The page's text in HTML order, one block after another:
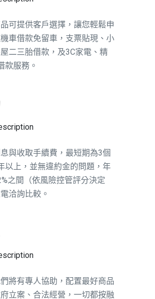
可提供客戶選擇，讓您輕鬆申
車借款免留車，支票貼現、小
二三胎借款，及3C家電、精
款服務。
與收取手續費，最短期為3個
以上，並無違約金的問題，年
之間（依風險控管評分決定
洽詢比較。
將有專人協助，配置最好商品
立案、合法經營，一切都按融